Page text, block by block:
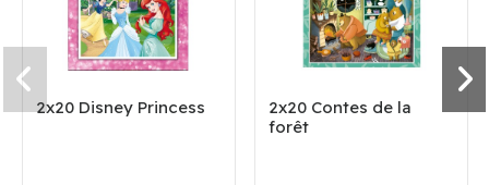
2x20 Disney Princess
2x20 Contes de la
forêt